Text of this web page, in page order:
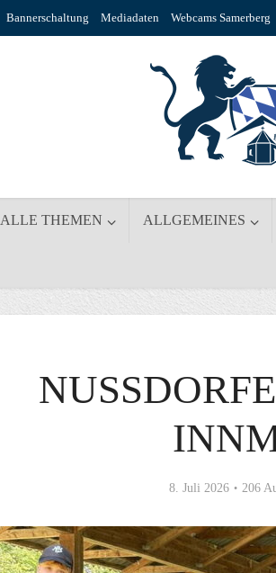
Bannerschaltung Mediadaten Webcams Samerberg
ALLE THEMEN ALLGEMEINES
8. Juli 2026 206